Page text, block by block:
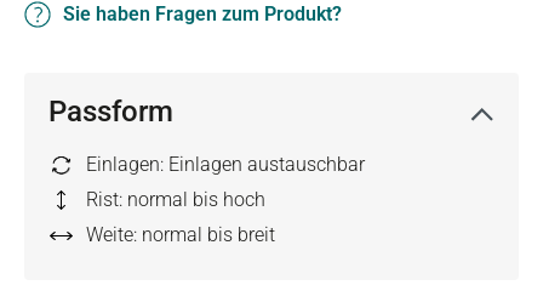
Sie haben Fragen zum Produkt?
Passform
Einlagen: Einlagen austauschbar
Rist: normal bis hoch
Weite: normal bis breit